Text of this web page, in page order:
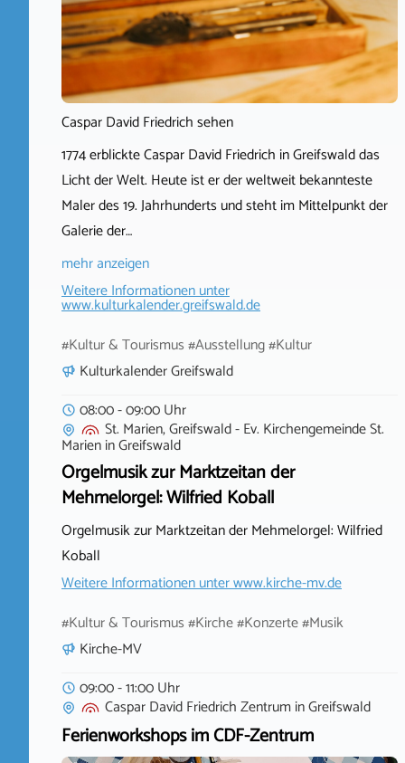
Caspar David Friedrich sehen
1774 erblickte Caspar David Friedrich in Greifswald das
Licht der Welt. Heute ist er der weltweit bekannteste
Maler des 19. Jahrhunderts und steht im Mittelpunkt der
Galerie der…
mehr anzeigen
Weitere Informationen unter
www.kulturkalender.greifswald.de
#Kultur & Tourismus #Ausstellung #Kultur
Kulturkalender Greifswald
08:00 - 09:00 Uhr
St. Marien, Greifswald - Ev. Kirchengemeinde St.
MarieninGreifswald
Orgelmusik zur Marktzeitan der
Mehmelorgel: Wilfried Koball
Orgelmusik zur Marktzeitan der Mehmelorgel: Wilfried
Koball
Weitere Informationen unterwww.kirche-mv.de
#Kultur & Tourismus #Kirche #Konzerte #Musik
Kirche-MV
09:00 - 11:00 Uhr
Caspar David Friedrich ZentruminGreifswald
Ferienworkshops im CDF-Zentrum